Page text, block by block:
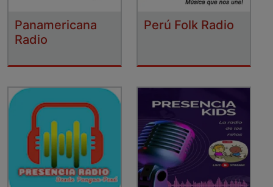
Panamericana
Radio
Perú Folk Radio